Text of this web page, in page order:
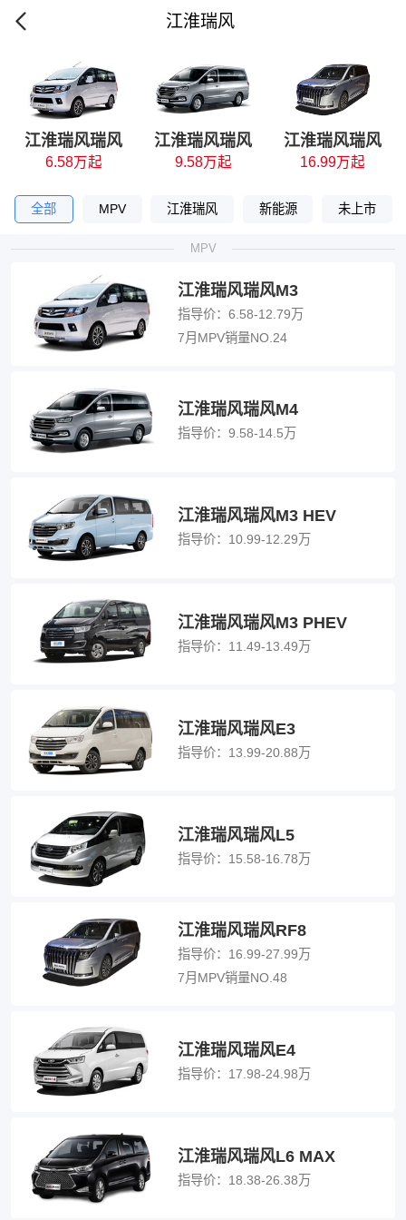
江淮瑞风
江淮瑞风瑞风
M3
6.58万起
江淮瑞风瑞风
M4
9.58万起
江淮瑞风瑞风
RF8
16.99万起
全部 MPV 江淮瑞风 新能源 未上市
MPV
江淮瑞风瑞风M3
指导价： 6.58-12.79万
7月MPV销量NO.24
江淮瑞风瑞风M4
指导价： 9.58-14.5万
江淮瑞风瑞风M3 HEV
指导价： 10.99-12.29万
江淮瑞风瑞风M3 PHEV
指导价： 11.49-13.49万
江淮瑞风瑞风E3
指导价： 13.99-20.88万
江淮瑞风瑞风L5
指导价： 15.58-16.78万
江淮瑞风瑞风RF8
指导价： 16.99-27.99万
7月MPV销量NO.48
江淮瑞风瑞风E4
指导价： 17.98-24.98万
江淮瑞风瑞风L6 MAX
指导价： 18.38-26.38万